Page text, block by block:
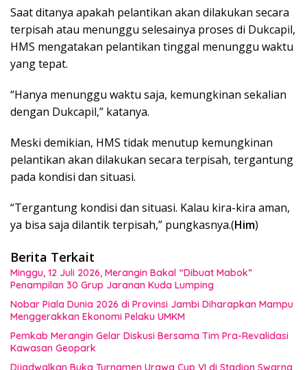
Saat ditanya apakah pelantikan akan dilakukan secara
terpisah atau menunggu selesainya proses di Dukcapil,
HMS mengatakan pelantikan tinggal menunggu waktu
yang tepat.
“Hanya menunggu waktu saja, kemungkinan sekalian
dengan Dukcapil,” katanya.
Meski demikian, HMS tidak menutup kemungkinan
pelantikan akan dilakukan secara terpisah, tergantung
pada kondisi dan situasi.
“Tergantung kondisi dan situasi. Kalau kira-kira aman,
ya bisa saja dilantik terpisah,” pungkasnya.(Him)
Berita Terkait
Minggu, 12 Juli 2026, Merangin Bakal “Dibuat Mabok”
Penampilan 30 Grup Jaranan Kuda Lumping
Nobar Piala Dunia 2026 di Provinsi Jambi Diharapkan Mampu
Menggerakkan Ekonomi Pelaku UMKM
Pemkab Merangin Gelar Diskusi Bersama Tim Pra-Revalidasi
Kawasan Geopark
Dijadwalkan Buka Turnamen Urawa Cup VI di Stadion Swarna